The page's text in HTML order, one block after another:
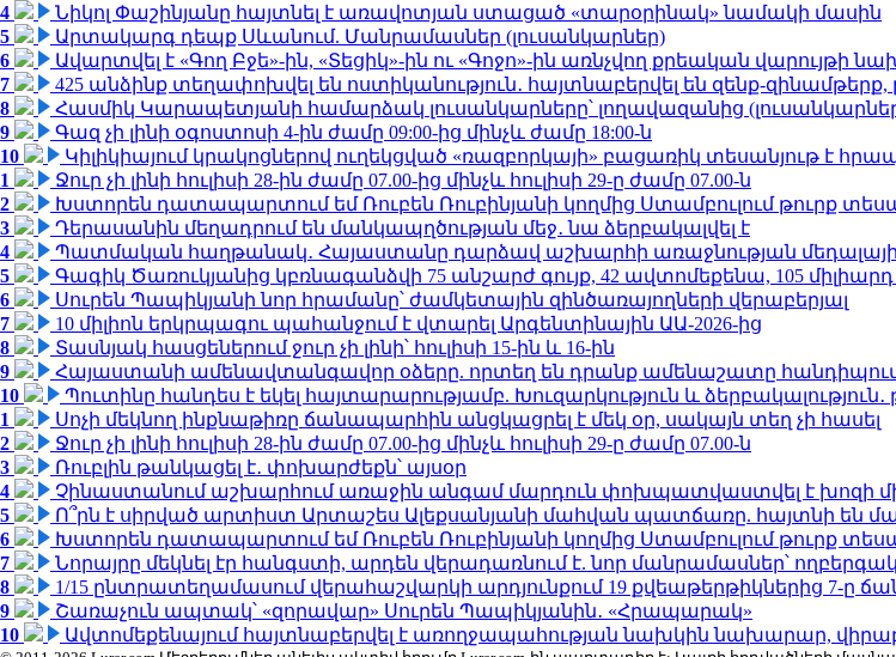
4
Նիկոլ Փաշինյանը հայտնել է առավոտյան ստացած «տարօրինակ» նամակի մասին
5
Արտակարգ դեպք Սևանում. Մանրամասներ (լուսանկարներ)
6
Ավարտվել է «Գող Բջե»-ին, «Տեցիկ»-ին ու «Գոջո»-ին առնչվող քրեական վարույթի
7
425 անձինք տեղափոխվել են ոստիկանություն․ հայտնաբերվել են զենք-
8
Հասմիկ Կարապետյանի համարձակ լուսանկարները՝ լողավազանից
9
Գազ չի լինի օգոստոսի 4-ին ժամը 09:00-ից մինչև ժամը 18:00-ն
10
Կիլիկիայում կրակոցներով ուղեկցված «ռազբորկայի» բացառիկ տեսանյութ է
1
Ջուր չի լինի հուլիսի 28-ին ժամը 07.00-ից մինչև հուլիսի 29-ը ժամը 07.00-ն
2
Խստորեն դատապարտում եմ Ռուբեն Ռուբինյանի կողմից Ստամբուլում թուրք
3
Դերասանին մեղադրում են մանկապղծության մեջ․ նա ձերբակալվել է
4
Պատմական հաղթանակ․ Հայաստանը դարձավ աշխարհի առաջնության
5
Գագիկ Ծառուկյանից կբռնագանձվի 75 անշարժ գույք, 42 ավտոմեքենա, 105 միլիարդ
6
Սուրեն Պապիկյանի նոր հրամանը՝ ժամկետային զինծառայողների վերաբերյալ
7
10 միլիոն երկրպագու պահանջում է վտարել Արգենտինային ԱԱ-2026-ից
8
Տասնյակ հասցեներում ջուր չի լինի՝ հուլիսի 15-ին և 16-ին
9
Հայաստանի ամենավտանգավոր օձերը. որտեղ են դրանք ամենաշատը
10
Պուտինը հանդես է եկել հայտարարությամբ. Խուզարկություն և
1
Սոչի մեկնող ինքնաթիռը ճանապարհին անցկացրել է մեկ օր, սակայն տեղ չի հասել
2
Ջուր չի լինի հուլիսի 28-ին ժամը 07.00-ից մինչև հուլիսի 29-ը ժամը 07.00-ն
3
Ռուբլին թանկացել է․ փոխարժեքն՝ այսօր
4
Չինաստանում աշխարհում առաջին անգամ մարդուն փոխպատվաստվել է խոզի
5
Ո՞րն է սիրված արտիստ Արտաշես Ալեքսանյանի մահվան պատճառը. հայտնի են
6
Խստորեն դատապարտում եմ Ռուբեն Ռուբինյանի կողմից Ստամբուլում թուրք
7
Նորայրը մեկնել էր հանգստի, արդեն վերադառնում է. նոր մանրամասներ՝
8
1/15 ընտրատեղամասում վերահաշվարկի արդյունքում 19 քվեաթերթիկներից 7-ը
9
Շառաչուն ապտակ՝ «զորավար» Սուրեն Պապիկյանին․ «Հրապարակ»
10
Ավտոմեքենայում հայտնաբերվել է առողջապահության նախկին նախարար,